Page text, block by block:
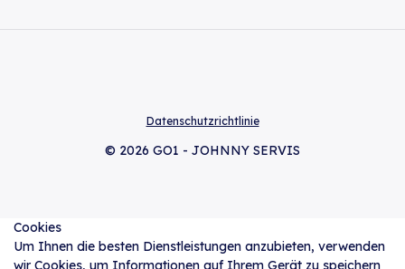
© 2026 GO1 - JOHNNY SERVIS
Datenschutzrichtlinie
Cookies
Um Ihnen die besten Dienstleistungen anzubieten, verwenden
wir Cookies, um Informationen auf Ihrem Gerät zu speichern